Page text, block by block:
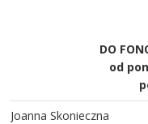
DO
od
Joanna Skonieczna